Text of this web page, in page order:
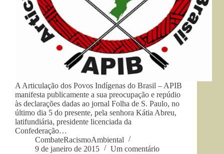
A Articulação dos Povos Indígenas do Brasil – APIB
manifesta publicamente a sua preocupação e repúdio
às declarações dadas ao jornal Folha de S. Paulo, no
último dia 5 do presente, pela senhora Kátia Abreu,
latifundiária, presidente licenciada da
Confederação…
CombateRacismoAmbiental
9 de janeiro de 2015
Um comentário